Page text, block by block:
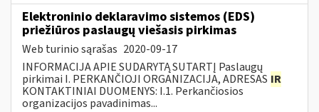
Elektroninio deklaravimo sistemos (EDS)
priežiūros paslaugų viešasis pirkimas
Web turinio sąrašas 2020-09-17
INFORMACIJA APIE SUDARYTĄ SUTARTĮ Paslaugų
pirkimai I. PERKANČIOJI ORGANIZACIJA, ADRESAS IR
KONTAKTINIAI DUOMENYS: I.1. Perkančiosios
organizacijos pavadinimas...